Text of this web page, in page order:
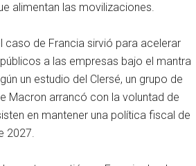
alimentan las movilizaciones.
caso de Francia sirvió para acelerar
a las empresas bajo el mantra
un estudio del Clersé, un grupo de
Macron arrancó con la voluntad de
en mantener una política fiscal de
2027.